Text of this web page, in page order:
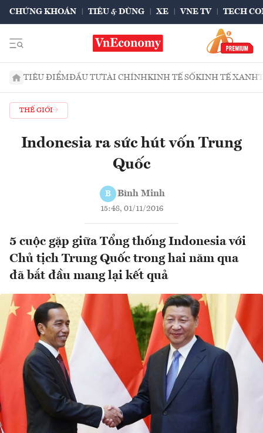
CHỨNG KHOÁN TIÊU & DÙNG XE VNE TV TECH
TIÊU ĐIỂMĐẦU TƯTÀI CHÍNHKINH TẾ SỐKINH TẾ XANH
THẾ GIỚI
Indonesia ra sức hút vốn Trung
Quốc
B Bình Minh
15:48, 01/11/2016
5 cuộc gặp giữa Tổng thống Indonesia với
Chủ tịch Trung Quốc trong hai năm qua
đã bắt đầu mang lại kết quả